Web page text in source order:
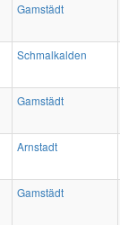
Gamstädt
Schmalkalden
Gamstädt
Arnstadt
Gamstädt